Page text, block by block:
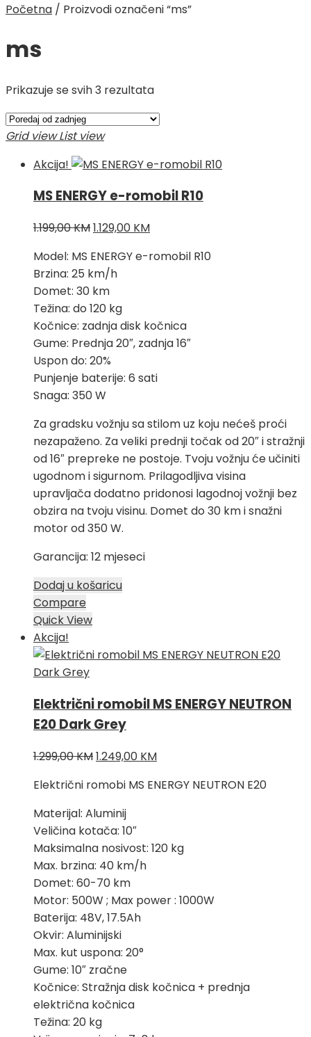
Početna / Proizvodi označeni “ms”
ms
Prikazuje se svih 3 rezultataPoredano
najnovijem
Grid view List view
Akcija!
MS ENERGY e-romobil R10
1.199,00KMIzvorna
bila
je:
1.199,00 KM.
1.129,00 KMTrenutna
je:
Model: MS ENERGY e-romobil R10
Brzina: 25 km/h
Domet: 30 km
Težina: do 120 kg
Kočnice: zadnja disk kočnica
Gume: Prednja 20″, zadnja 16″
Uspon do: 20%
Punjenje baterije: 6 sati
Snaga: 350 W
Za gradsku vožnju sa stilom uz koju nećeš proći
nezapaženo. Za veliki prednji točak od 20″ i stražnji
od 16″ prepreke ne postoje. Tvoju vožnju će učiniti
ugodnom i sigurnom. Prilagodljiva visina
upravljača dodatno pridonosi lagodnoj vožnji bez
obzira na tvoju visinu. Domet do 30 km i snažni
motor od 350 W.
Garancija: 12 mjeseci
Dodaj u košaricu
Compare
Quick View
Akcija!
Električni romobil MS ENERGY NEUTRON
E20 Dark Grey
1.299,00KMIzvorna
bila
je:
1.299,00 KM.
1.249,00 KMTrenutna
je:
Električni romobi MS ENERGY NEUTRON E20
Materijal: Aluminij
Veličina kotača: 10″
Maksimalna nosivost: 120 kg
Max. brzina: 40 km/h
Domet: 60-70 km
Motor: 500W ; Max power : 1000W
Baterija: 48V, 17.5Ah
Okvir: Aluminijski
Max. kut uspona: 20°
Gume: 10″ zračne
Kočnice: Stražnja disk kočnica + prednja
električna kočnica
Težina: 20 kg